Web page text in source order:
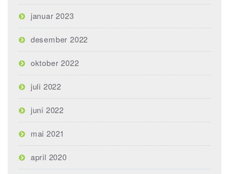
januar 2023
desember 2022
oktober 2022
juli 2022
juni 2022
mai 2021
april 2020